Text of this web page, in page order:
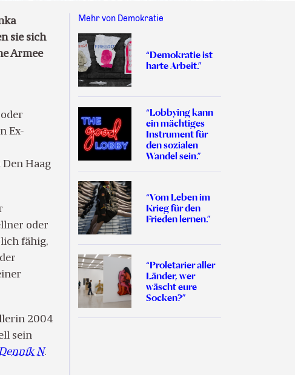
sie sich
Armee
Ex-
Haag
oder
fähig,
2004
sein
N.
Mehr von Demokratie
“Demokratie ist
harte Arbeit.”
“Lobbying kann
ein mächtiges
Instrument für
den sozialen
Wandel sein.”
“Vom Leben im
Krieg für den
Frieden lernen.”
“Proletarier aller
Länder, wer
wäscht eure
Socken?”